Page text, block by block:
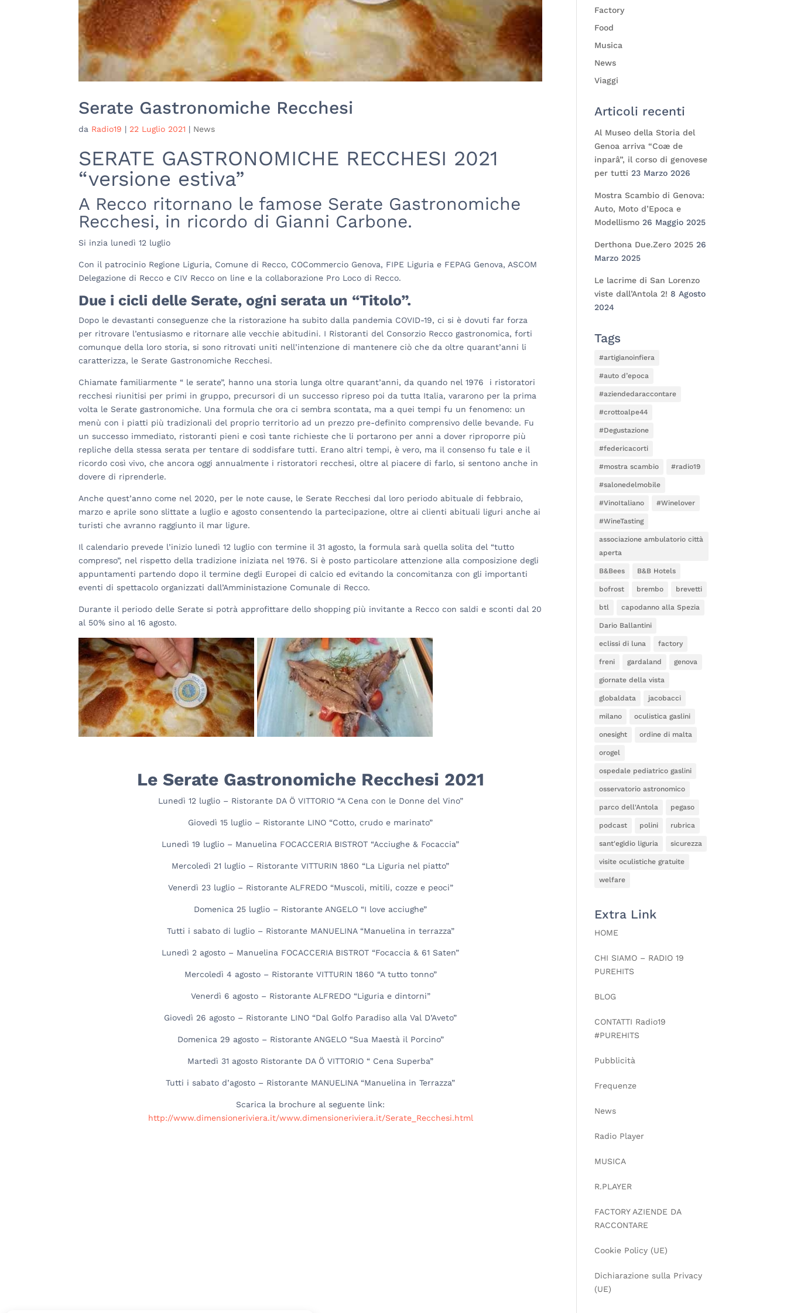
Serate Gastronomiche Recchesi
da Radio19 | 22 Luglio 2021 | News
SERATE GASTRONOMICHE RECCHESI 2021
“versione estiva”
A Recco ritornano le famose Serate Gastronomiche
Recchesi, in ricordo di Gianni Carbone.
Si inzia lunedì 12 luglio
Con il patrocinio Regione Liguria, Comune di Recco, COCommercio Genova, FIPE Liguria e FEPAG Genova, ASCOM
Delegazione di Recco e CIV Recco on line e la collaborazione Pro Loco di Recco.
Due i cicli delle Serate, ogni serata un “Titolo”.
Dopo le devastanti conseguenze che la ristorazione ha subito dalla pandemia COVID-19, ci si è dovuti far forza
per ritrovare l’entusiasmo e ritornare alle vecchie abitudini. I Ristoranti del Consorzio Recco gastronomica, forti
comunque della loro storia, si sono ritrovati uniti nell’intenzione di mantenere ciò che da oltre quarant’anni li
caratterizza, le Serate Gastronomiche Recchesi.
Chiamate familiarmente “ le serate”, hanno una storia lunga oltre quarant’anni, da quando nel 1976 i ristoratori
recchesi riunitisi per primi in gruppo, precursori di un successo ripreso poi da tutta Italia, vararono per la prima
volta le Serate gastronomiche. Una formula che ora ci sembra scontata, ma a quei tempi fu un fenomeno: un
menù con i piatti più tradizionali del proprio territorio ad un prezzo pre-definito comprensivo delle bevande. Fu
un successo immediato, ristoranti pieni e così tante richieste che li portarono per anni a dover riproporre più
repliche della stessa serata per tentare di soddisfare tutti. Erano altri tempi, è vero, ma il consenso fu tale e il
ricordo così vivo, che ancora oggi annualmente i ristoratori recchesi, oltre al piacere di farlo, si sentono anche in
dovere di riprenderle.
Anche quest’anno come nel 2020, per le note cause, le Serate Recchesi dal loro periodo abituale di febbraio,
marzo e aprile sono slittate a luglio e agosto consentendo la partecipazione, oltre ai clienti abituali liguri anche ai
turisti che avranno raggiunto il mar ligure.
Il calendario prevede l’inizio lunedì 12 luglio con termine il 31 agosto, la formula sarà quella solita del “tutto
compreso”, nel rispetto della tradizione iniziata nel 1976. Si è posto particolare attenzione alla composizione degli
appuntamenti partendo dopo il termine degli Europei di calcio ed evitando la concomitanza con gli importanti
eventi di spettacolo organizzati dall’Amministazione Comunale di Recco.
Durante il periodo delle Serate si potrà approfittare dello shopping più invitante a Recco con saldi e sconti dal 20
al 50% sino al 16 agosto.
Le Serate Gastronomiche Recchesi 2021
Lunedì 12 luglio – Ristorante DA Ö VITTORIO “A Cena con le Donne del Vino”
Giovedì 15 luglio – Ristorante LINO “Cotto, crudo e marinato”
Lunedì 19 luglio – Manuelina FOCACCERIA BISTROT “Acciughe & Focaccia”
Mercoledì 21 luglio – Ristorante VITTURIN 1860 “La Liguria nel piatto”
Venerdì 23 luglio – Ristorante ALFREDO “Muscoli, mitili, cozze e peoci”
Domenica 25 luglio – Ristorante ANGELO “I love acciughe”
Tutti i sabato di luglio – Ristorante MANUELINA “Manuelina in terrazza”
Lunedì 2 agosto – Manuelina FOCACCERIA BISTROT “Focaccia & 61 Saten”
Mercoledì 4 agosto – Ristorante VITTURIN 1860 “A tutto tonno”
Venerdì 6 agosto – Ristorante ALFREDO “Liguria e dintorni”
Giovedì 26 agosto – Ristorante LINO “Dal Golfo Paradiso alla Val D’Aveto”
Domenica 29 agosto – Ristorante ANGELO “Sua Maestà il Porcino”
Martedì 31 agosto Ristorante DA Ö VITTORIO “ Cena Superba”
Tutti i sabato d’agosto – Ristorante MANUELINA “Manuelina in Terrazza”
Scarica la brochure al seguente link:
http://www.dimensioneriviera.it/www.dimensioneriviera.it/Serate_Recchesi.html
Factory
Food
Musica
News
Viaggi
Articoli recenti
Al Museo della Storia del
Genoa arriva “Coæ de
inparâ”, il corso di genovese
per tutti 23 Marzo 2026
Mostra Scambio di Genova:
Auto, Moto d’Epoca e
Modellismo 26 Maggio 2025
Derthona Due.Zero 2025 26
Marzo 2025
Le lacrime di San Lorenzo
viste dall’Antola 2! 8 Agosto
2024
Tags
#artigianoinfiera
#auto d’epoca
#aziendedaraccontare
#crottoalpe44
#Degustazione
#federicacorti
#mostra scambio #radio19
#salonedelmobile
#VinoItaliano #Winelover
#WineTasting
associazione ambulatorio città
aperta
B&Bees B&B Hotels
bofrost brembo brevetti
btl capodanno alla Spezia
Dario Ballantini
eclissi di luna factory
freni gardaland genova
giornate della vista
globaldata jacobacci
milano oculistica gaslini
onesight ordine di malta
orogel
ospedale pediatrico gaslini
osservatorio astronomico
parco dell'Antola pegaso
podcast polini rubrica
sant'egidio liguria sicurezza
visite oculistiche gratuite
welfare
Extra Link
HOME
CHI SIAMO – RADIO 19
PUREHITS
BLOG
CONTATTI Radio19
#PUREHITS
Pubblicità
Frequenze
News
Radio Player
MUSICA
R.PLAYER
FACTORY AZIENDE DA
RACCONTARE
Cookie Policy (UE)
Dichiarazione sulla Privacy
(UE)